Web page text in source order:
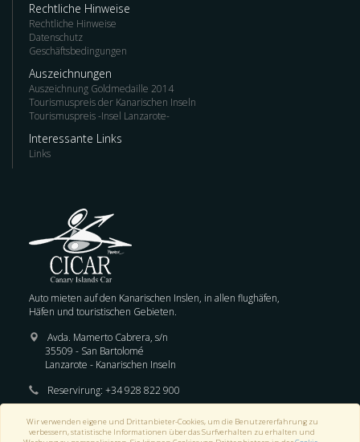
Rechtliche Hinweise
Rechtliche Hinweise
Datenschutz
Geschäftsbedingungen
Auszeichnungen
Auszeichnung Goldmedaille 2014
Tourismuspreis der Kanarischen Inseln
Tourismuspreis -Insel Lanzarote-
Interessante Links
Links
Auto mieten auf den Kanarischen Inslen, in allen flughäfen,
Häfen und touristischen Gebieten.
Avda. Mamerto Cabrera, s/n
35509 - San Bartolomé
Lanzarote - Kanarischen Inseln
Reservirung: +34 928 822 900
E-mail :
reservas@cicar.com
Wir verwenden eigene und Drittanbieter-Cookies, um die Benutzererfahrung zu
verbessern, statistische Informationen über das Surfverhalten zu erhalten und